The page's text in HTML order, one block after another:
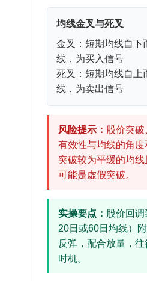
均线金叉与死叉
金叉：短期均线自下
线，为买入信号
死叉：短期均线自上
线，为卖出信号
风险提示： 股价突
有效性与均线的角度
突破较为平缓的均线
可能是虚假突破。
实操要点： 股价回
20日或60日均线）
反弹，配合放量，
时机。